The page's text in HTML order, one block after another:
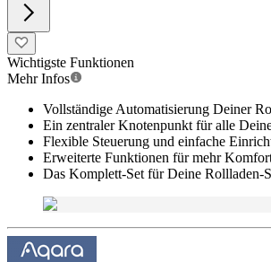
Wichtigste Funktionen
Mehr Infos
Vollständige Automatisierung Deiner
Ein zentraler Knotenpunkt für alle
Flexible Steuerung und einfache
Erweiterte Funktionen für mehr
Das Komplett-Set für Deine Rollladen-